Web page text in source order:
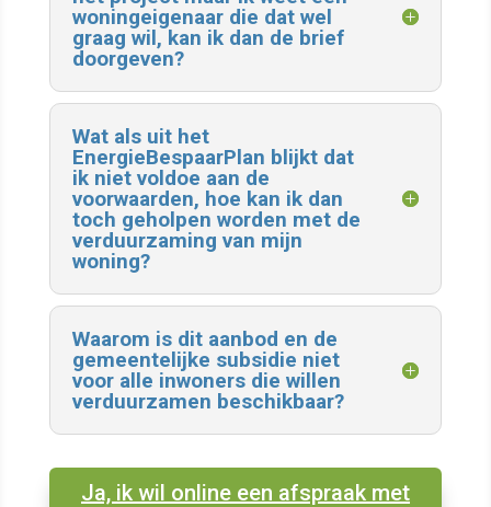
woningeigenaar die dat wel
graag wil, kan ik dan de brief
doorgeven?
Wat als uit het
EnergieBespaarPlan blijkt dat
ik niet voldoe aan de
voorwaarden, hoe kan ik dan
toch geholpen worden met de
verduurzaming van mijn
woning?
Waarom is dit aanbod en de
gemeentelijke subsidie niet
voor alle inwoners die willen
verduurzamen beschikbaar?
Ja, ik wil online een afspraak met